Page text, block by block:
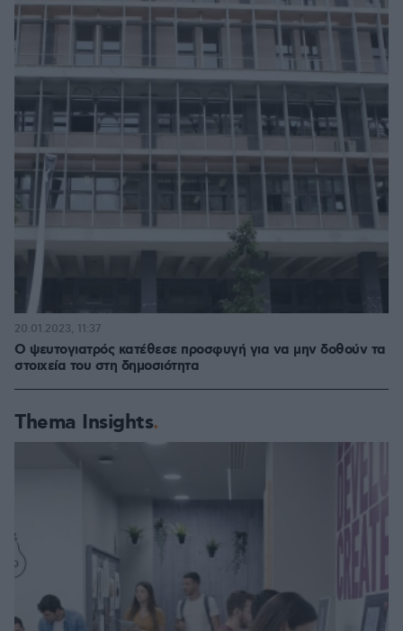
Ο ψευτογιατρός κατέθεσε προσφυγή για να μην δοθούν τα
στοιχεία του στη δημοσιότητα
20.01.2023, 11:37
Thema Insights